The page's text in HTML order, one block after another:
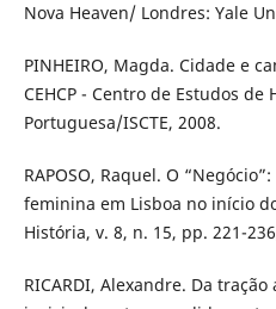
Nova Heaven/ Londres: Yale
PINHEIRO, Magda. Cidade e
CEHCP - Centro de Estudos
Portuguesa/ISCTE, 2008.
RAPOSO, Raquel. O
feminina em Lisboa no início
História, v. 8, n. 15, pp. 221-
RICARDI, Alexandre. Da